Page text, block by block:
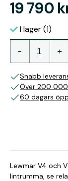
19 790
I lager (1)
Snabb
Över 200
60 dagars
Lewmar V4 och
lintrumma, se relaterade